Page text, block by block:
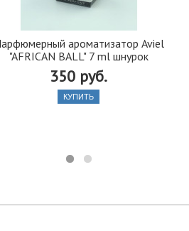
ароматизатор Aviel
"AFRICAN BALL" 7 ml шнурок
350 руб.
КУПИТЬ